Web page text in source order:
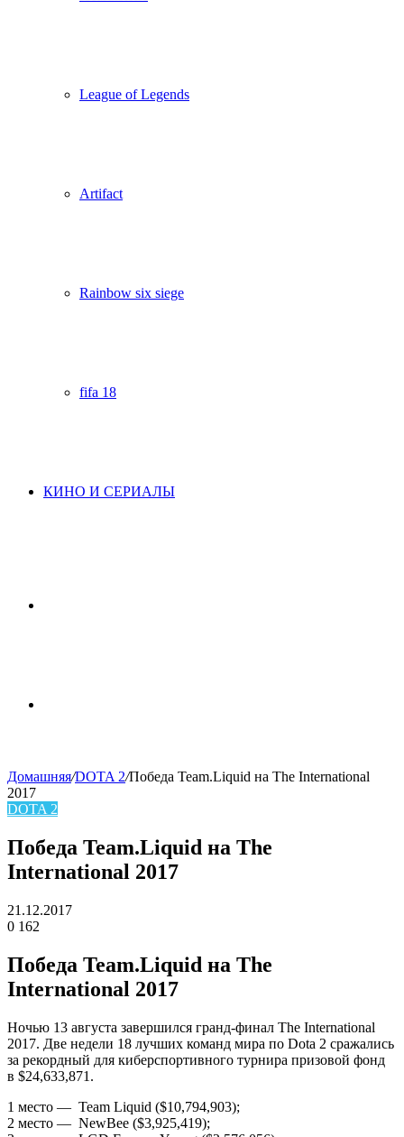
League of Legends
Artifact
Rainbow six siege
fifa 18
КИНО И СЕРИАЛЫ
skin
Домашняя/DOTA 2/Победа Team.Liquid на The International
2017
DOTA 2
Победа Team.Liquid на The
International 2017
21.12.2017
0 162
Победа Team.Liquid на The
International 2017
Ночью 13 августа завершился гранд-финал The International
2017. Две недели 18 лучших команд мира по Dota 2 сражались
за рекордный для киберспортивного турнира призовой фонд
в $24,633,871.
1 место — Team Liquid ($10,794,903);
2 место — NewBee ($3,925,419);